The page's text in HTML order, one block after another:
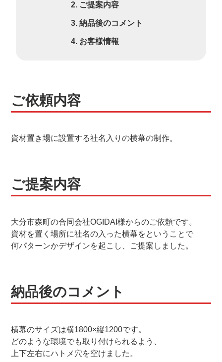
ご提案内容
納品後のコメント
お客様情報
ご依頼内容
資材置き場に設置する社名入りの横幕の制作。
ご提案内容
大分市森町の合同会社OGIDAI様からのご依頼です。
資材を置く場所に社名の入った横幕をということで
何パターンかデザインを起こし、ご提案しました。
納品後のコメント
横幕のサイズは横1800×縦1200です。
どのような環境でも取り付けられるよう、
上下左右にハトメ穴を空けました。